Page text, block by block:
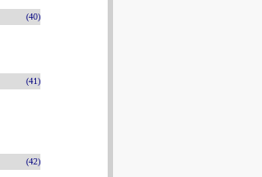
(40)
(41)
(42)